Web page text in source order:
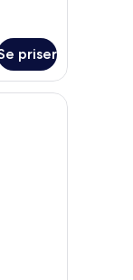
priser
stor säng, ett